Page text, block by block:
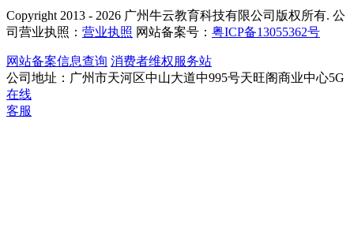
Copyright 2013 - 2026 广州牛云教育科技有限公司版权所有. 公
司营业执照： 营业执照 网站备案号： 粤ICP备13055362号
网站备案信息查询 消费者维权服务站
公司地址：广州市天河区中山大道中995号天旺阁商业中心5G
在线
客服